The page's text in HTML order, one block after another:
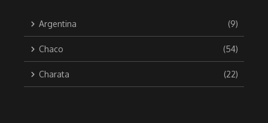
Argentina (9)
Chaco (54)
Charata (22)